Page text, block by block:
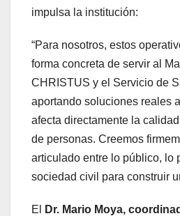
impulsa la institución:
“Para nosotros, estos
forma concreta de servir al
CHRISTUS y el Servicio de
aportando soluciones reales
afecta directamente la
de personas. Creemos
articulado entre lo público, lo
sociedad civil para construir
El
Dr. Mario Moya,